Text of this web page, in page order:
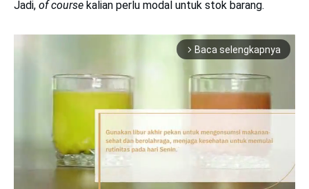
Jadi, of course kalian perlu modal untuk stok barang.
arrow_forward_ios Baca selengkapnya